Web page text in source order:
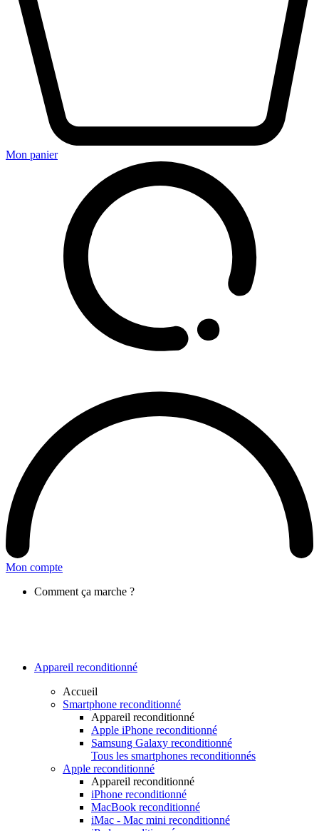
Mon panier
Mon compte
Comment ça marche ?
Appareil reconditionné
Accueil
Smartphone reconditionné
Appareil reconditionné
Apple iPhone reconditionné
Samsung Galaxy reconditionné
Tous les smartphones reconditionnés
Apple reconditionné
Appareil reconditionné
iPhone reconditionné
MacBook reconditionné
iMac - Mac mini reconditionné